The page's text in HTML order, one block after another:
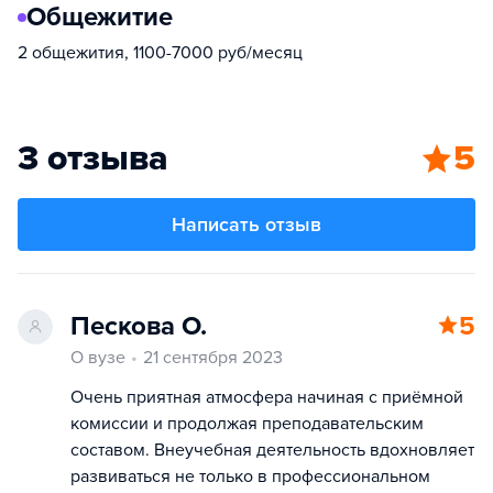
Общежитие
2 общежития, 1100-7000 руб/месяц
3 отзыва 5
Написать отзыв
Пескова О. 5
О вузе
21 сентября 2023
Очень приятная атмосфера начиная с приёмной
комиссии и продолжая преподавательским
составом. Внеучебная деятельность вдохновляет
развиваться не только в профессиональном